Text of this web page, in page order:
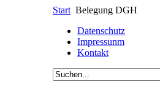
Start Belegung DGH
Datenschutz
Impressunm
Kontakt